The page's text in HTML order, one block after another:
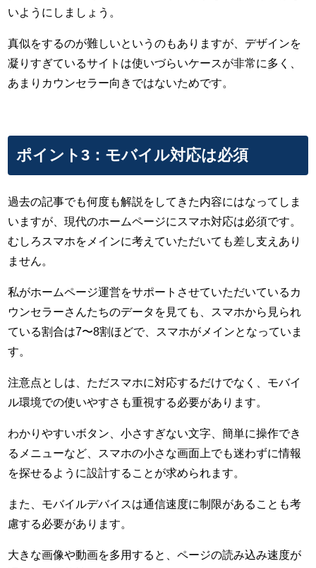
いようにしましょう。
真似をするのが難しいというのもありますが、デザインを
凝りすぎているサイトは使いづらいケースが非常に多く、
あまりカウンセラー向きではないためです。
ポイント3：モバイル対応は必須
過去の記事でも何度も解説をしてきた内容にはなってしま
いますが、現代のホームページにスマホ対応は必須です。
むしろスマホをメインに考えていただいても差し支えあり
ません。
私がホームページ運営をサポートさせていただいているカ
ウンセラーさんたちのデータを見ても、スマホから見られ
ている割合は7〜8割ほどで、スマホがメインとなっていま
す。
注意点としは、ただスマホに対応するだけでなく、モバイ
ル環境での使いやすさも重視する必要があります。
わかりやすいボタン、小さすぎない文字、簡単に操作でき
るメニューなど、スマホの小さな画面上でも迷わずに情報
を探せるように設計することが求められます。
また、モバイルデバイスは通信速度に制限があることも考
慮する必要があります。
大きな画像や動画を多用すると、ページの読み込み速度が